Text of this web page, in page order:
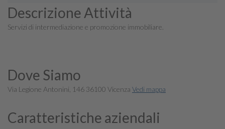
Descrizione Attività
Servizi di intermediazione e promozione immobiliare.
Dove Siamo
Via Legione Antonini, 146 36100 Vicenza Vedi mappa
Caratteristiche aziendali